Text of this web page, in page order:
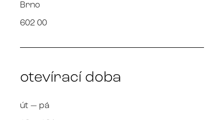
Brno
602 00
otevírací doba
út — pá